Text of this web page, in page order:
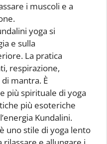
i muscoli e a
yoga si
e sulla
La pratica
respirazione,
mantra. È
più spirituale di yoga
più esoteriche
Kundalini.
uno stile di yoga lento